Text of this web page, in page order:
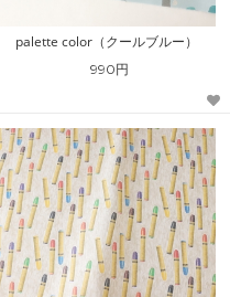
palette color（クールブルー）
990円